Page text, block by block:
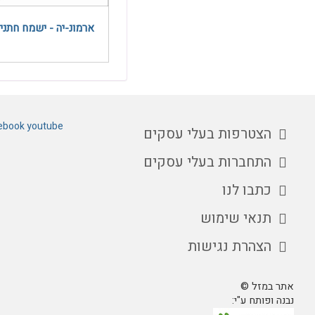
ארמונ-יה - ישמח חתני
youtube
הצטרפות בעלי עסקים
התחברות בעלי עסקים
כתבו לנו
תנאי שימוש
הצהרת נגישות
אתר במזל ©
נבנה ופותח ע"י: